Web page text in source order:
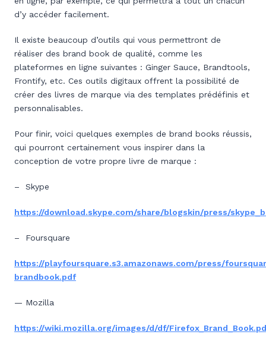
d’y accéder facilement.
Il existe beaucoup d’outils qui vous permettront de
réaliser des brand book de qualité, comme les
plateformes en ligne suivantes : Ginger Sauce, Brandtools,
Frontify, etc. Ces outils digitaux offrent la possibilité de
créer des livres de marque via des templates prédéfinis et
personnalisables.
Pour finir, voici quelques exemples de brand books réussis,
qui pourront certainement vous inspirer dans la
conception de votre propre livre de marque :
– Skype
https://download.skype.com/share/blogskin/press/
– Foursquare
https://playfoursquare.s3.amazonaws.com/press/
brandbook.pdf
— Mozilla
https://wiki.mozilla.org/images/d/df/